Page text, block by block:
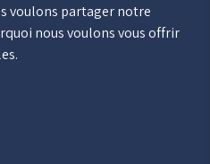
voulons partager notre
nous voulons vous offrir